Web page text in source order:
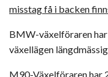
misstag få i backen
BMW-växelföraren
växellägen
M90-Växelföraren har